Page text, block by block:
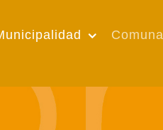
Comuna